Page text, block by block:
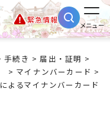
緊急情報
メニュー
手続き >届出・証明 >
> マイナンバーカード >
よるマイナンバーカード